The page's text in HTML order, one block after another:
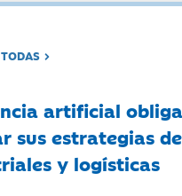
artificial
sus estrategias de
y logísticas